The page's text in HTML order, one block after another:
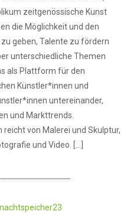
zeitgenössische Kunst
die Möglichkeit und den
geben, Talente zu fördern
unterschiedliche Themen
als Plattform für den
Künstler*innen und
untereinander,
und Markttrends.
von Malerei und Skulptur,
und Video. […]